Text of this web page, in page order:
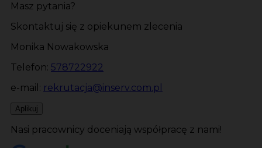
Masz pytania?
Skontaktuj się z opiekunem zlecenia
Monika Nowakowska
Telefon: 578722922
e-mail: rekrutacja@inserv.com.pl
Aplikuj
Nasi pracownicy doceniają współpracę z nami!